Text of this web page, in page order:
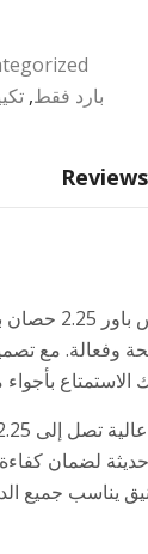
بارد فقط,
تكييف
وفعالة. مع